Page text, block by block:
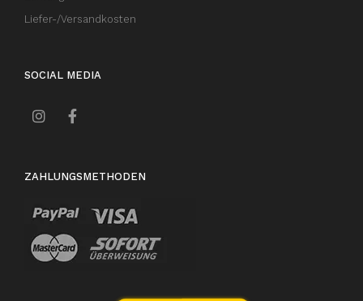
Liefer-/Versandkosten
SOCIAL MEDIA
ZAHLUNGSMETHODEN